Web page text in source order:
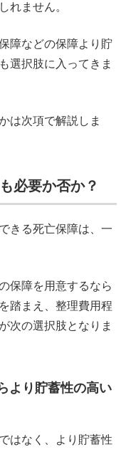
れません。
障などの保障より貯
選択肢に入ってきま
は次項で解説しま
必要か否か？
きる死亡保障は、一
保障を用意するなら
踏まえ、整理費用程
次の選択肢となりま
より貯蓄性の高い
はなく、より貯蓄性